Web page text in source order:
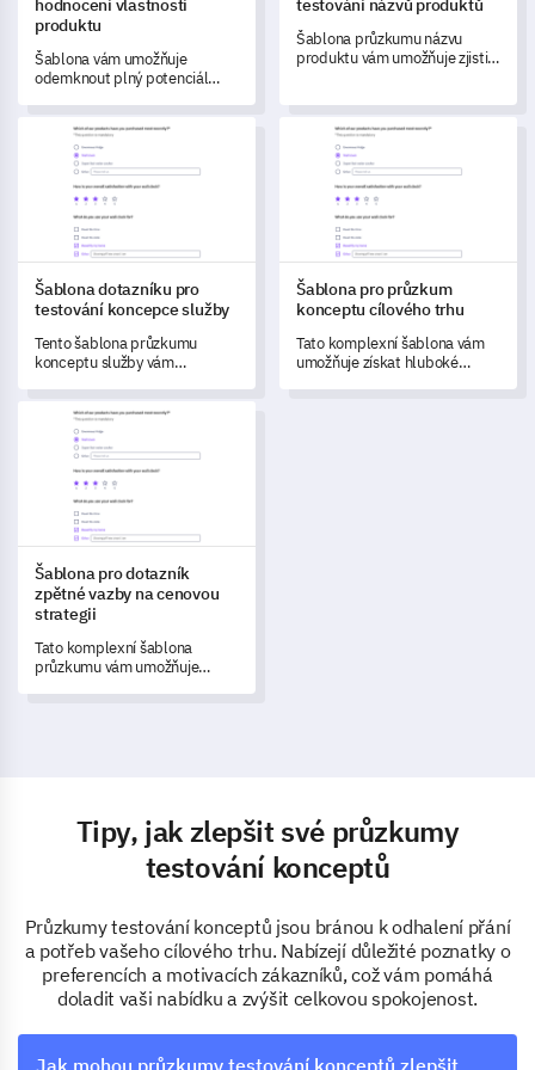
produktu
Šablona vám umožňuje
odemknout plný potenciál
prostřednictvím
zjednodušeného procesu
zpětné vazby od zákazníků.
Šablona průzkumu názvu
produktu vám umožňuje zjistit
spojené s navrhovaným
názvem vašeho produktu.
Šablona dotazníku pro testování koncepce služby
Šablona dotazníku pro
testování koncepce služby
Tento šablona průzkumu
konceptu služby vám
zákazníků a potenciální
užitečnost vaší navrhované
nabídky služby.
Šablona pro průzkum
Šablona pro průzkum
konceptu cílového trhu
Tato komplexní šablona vám
umožňuje získat hluboké
Šablona pro dotazník zpětné vazby na cenovou strategii
Šablona pro dotazník
zpětné vazby na cenovou
strategii
Tato komplexní šablona
průzkumu vám umožňuje
Tipy, jak zlepšit své průzkumy
testování konceptů
Průzkumy testování konceptů jsou bránou k odhalení přání
a potřeb vašeho cílového trhu. Nabízejí důležité poznatky o
preferencích a motivacích zákazníků, což vám pomáhá
doladit vaši nabídku a zvýšit celkovou spokojenost.
Jak mohou průzkumy testování konceptů zlepšit